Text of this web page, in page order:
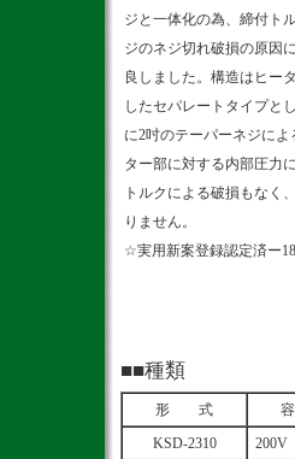
ジと一体化の為、締付ト
ジのネジ切れ破損の原因
良しました。構造はヒー
したセパレートタイプと
に2吋のテーパーネジに
ター部に対する内部圧力
トルクによる破損もなく
りません。
☆実用新案登録認定済ー
■■種類
形 式
KSD-2310